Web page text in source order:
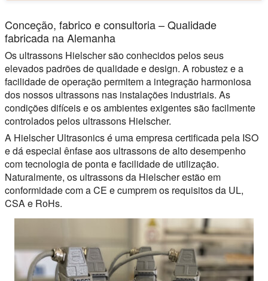
Conceção, fabrico e consultoria – Qualidade
fabricada na Alemanha
Os ultrassons Hielscher são conhecidos pelos seus
elevados padrões de qualidade e design. A robustez e a
facilidade de operação permitem a integração harmoniosa
dos nossos ultrassons nas instalações industriais. As
condições difíceis e os ambientes exigentes são facilmente
controlados pelos ultrassons Hielscher.
A Hielscher Ultrasonics é uma empresa certificada pela ISO
e dá especial ênfase aos ultrassons de alto desempenho
com tecnologia de ponta e facilidade de utilização.
Naturalmente, os ultrassons da Hielscher estão em
conformidade com a CE e cumprem os requisitos da UL,
CSA e RoHs.